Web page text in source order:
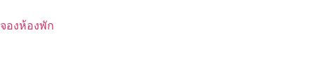
to
จองห้องพัก